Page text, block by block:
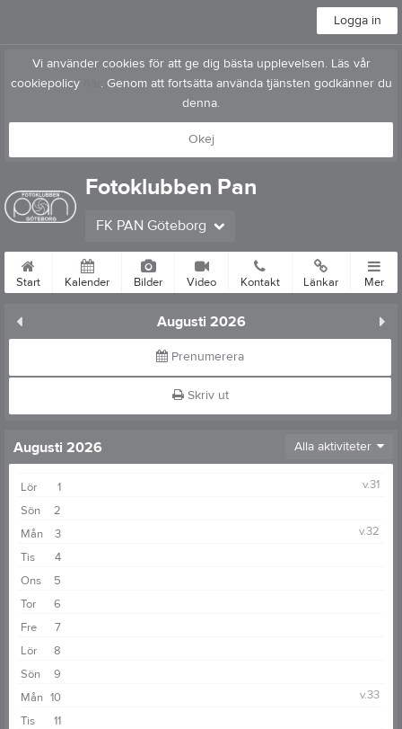
Logga in
Vi använder cookies för att ge dig bästa upplevelsen. Läs vår
cookiepolicy
. Genom att fortsätta använda tjänsten godkänner du
denna.
Okej
Fotoklubben Pan
FK PAN Göteborg
Start Kalender Bilder Video Kontakt Länkar Mer
Augusti 2026
Prenumerera
Skriv ut
Augusti 2026 Alla aktiviteter
1
Lör
v.31
2
Sön
3
Mån
v.32
4
Tis
5
Ons
6
Tor
7
Fre
8
Lör
9
Sön
10
Mån
v.33
11
Tis